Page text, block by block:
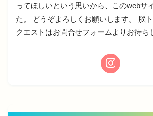
ってほしいという思いから、このwebサ
た。 どうぞよろしくお願いします。 脳
クエストはお問合せフォームよりお待ち